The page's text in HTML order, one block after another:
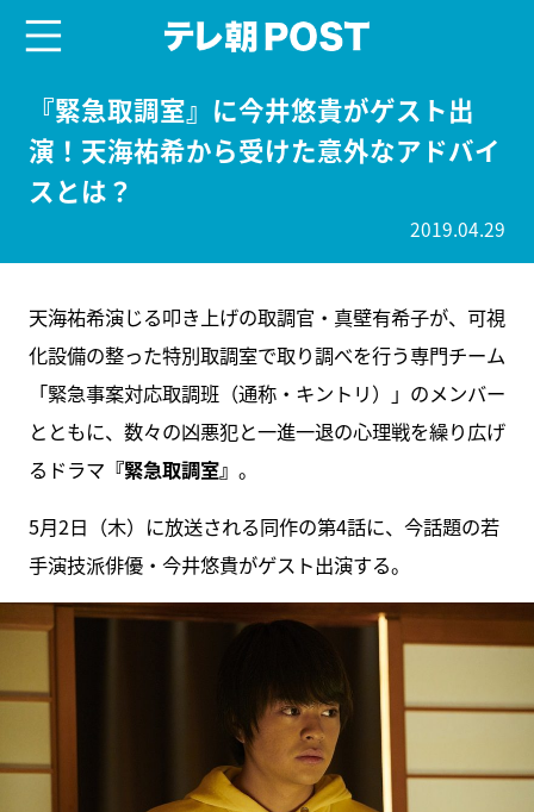
『緊急取調室』に今井悠貴がゲスト出
演！天海祐希から受けた意外なアドバイ
スとは？
2019.04.29
天海祐希演じる叩き上げの取調官・真壁有希子が、可視
化設備の整った特別取調室で取り調べを行う専門チーム
「緊急事案対応取調班（通称・キントリ）」のメンバー
とともに、数々の凶悪犯と一進一退の心理戦を繰り広げ
るドラマ 『緊急取調室』 。
5月2日（木）に放送される同作の第4話に、今話題の若
手演技派俳優・今井悠貴がゲスト出演する。